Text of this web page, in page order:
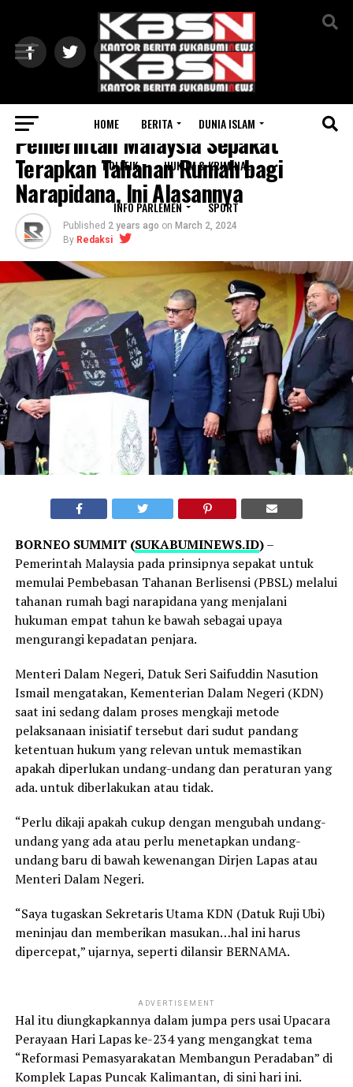
HOME BERITA DUNIA ISLAM
POLITIK HUKUM & KRIMINAL
INFO PARLEMEN SPORT
Pemerintah Malaysia Sepakat
Terapkan Tahanan Rumah bagi
Narapidana, Ini Alasannya
Published 2 years ago on March 2, 2024
By Redaksi
BORNEO SUMMIT (SUKABUMINEWS.ID)–
Pemerintah Malaysia pada prinsipnya sepakat untuk
memulai Pembebasan Tahanan Berlisensi (PBSL) melalui
tahanan rumah bagi narapidana yang menjalani
hukuman empat tahun ke bawah sebagai upaya
mengurangi kepadatan penjara.
Menteri Dalam Negeri, Datuk Seri Saifuddin Nasution
Ismail mengatakan, Kementerian Dalam Negeri (KDN)
saat ini sedang dalam proses mengkaji metode
pelaksanaan inisiatif tersebut dari sudut pandang
ketentuan hukum yang relevan untuk memastikan
apakah diperlukan undang-undang dan peraturan yang
ada. untuk diberlakukan atau tidak.
“Perlu dikaji apakah cukup dengan mengubah undang-
undang yang ada atau perlu menetapkan undang-
undang baru di bawah kewenangan Dirjen Lapas atau
Menteri Dalam Negeri.
“Saya tugaskan Sekretaris Utama KDN (Datuk Ruji Ubi)
meninjau dan memberikan masukan…hal ini harus
dipercepat,” ujarnya, seperti dilansir BERNAMA.
ADVERTISEMENT
Hal itu diungkapkannya dalam jumpa pers usai Upacara
Perayaan Hari Lapas ke-234 yang mengangkat tema
“Reformasi Pemasyarakatan Membangun Peradaban” di
Komplek Lapas Puncak Kalimantan, di sini hari ini.
Exit mobile version